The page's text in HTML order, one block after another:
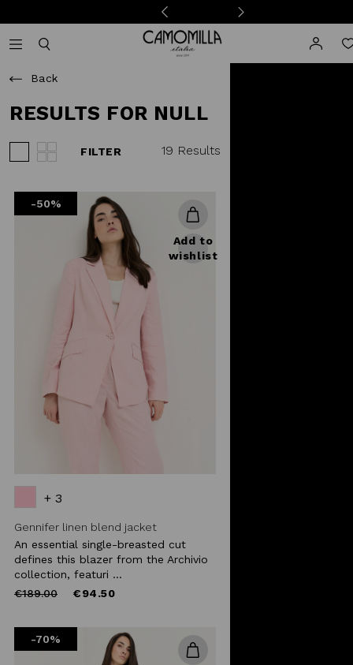
Camomilla Italia®
Back
RESULTS FOR NULL
FILTER 19 Results
-50%
Add to
wishlist
+ 3
Gennifer linen blend jacket
An essential single-breasted cut
defines this blazer from the Archivio
collection, featuri ...
Price
€189.00to €94.50
-70%